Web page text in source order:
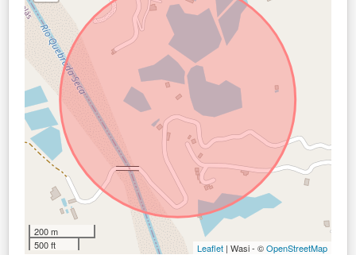
200 m
500 ft
Leaflet | Wasi - ©OpenStreetMap